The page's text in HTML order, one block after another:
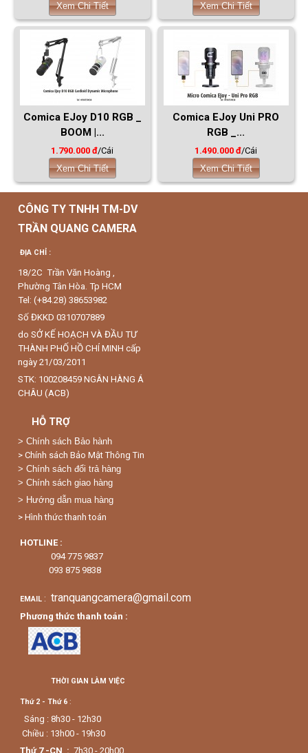
Xem Chi Tiết
Xem Chi Tiết
Comica EJoy D10 RGB _
BOOM |...
1.790.000 đ/Cái
Xem Chi Tiết
Comica EJoy Uni PRO
RGB _...
1.490.000 đ/Cái
Xem Chi Tiết
CÔNG TY TNHH TM-DV
TRẦN QUANG CAMERA
ĐỊA CHỈ :
18/2C Trần Văn Hoàng ,
Phường Tân Hòa. Tp HCM
Tel: (+84.28) 38653982
Số ĐKKD 0310707889
do SỞ KẾ HOẠCH VÀ ĐẦU TƯ
THÀNH PHỐ HỒ CHÍ MINH cấp
ngày 21/03/2011
STK: 100208459 NGÂN HÀNG Á
CHÂU (ACB)
HỖ TRỢ
> Chính sách Bảo hành
> Chính sách Bảo Mật Thông Tin
> Chính sách đổi trả hàng
> Chính sách giao hàng
> Hướng dẫn mua hàng
> Hình thức thanh toán
HOTLINE :
094 775 9837
093 875 9838
EMAIL : tranquangcamera@gmail.com
Phương thức thanh toán :
THỜI GIAN LÀM VIỆC
Thứ 2 - Thứ 6 :
Sáng : 8h30 - 12h30
Chiều : 13h00 - 19h30
Thứ 7 -CN : 7h30 - 20h00